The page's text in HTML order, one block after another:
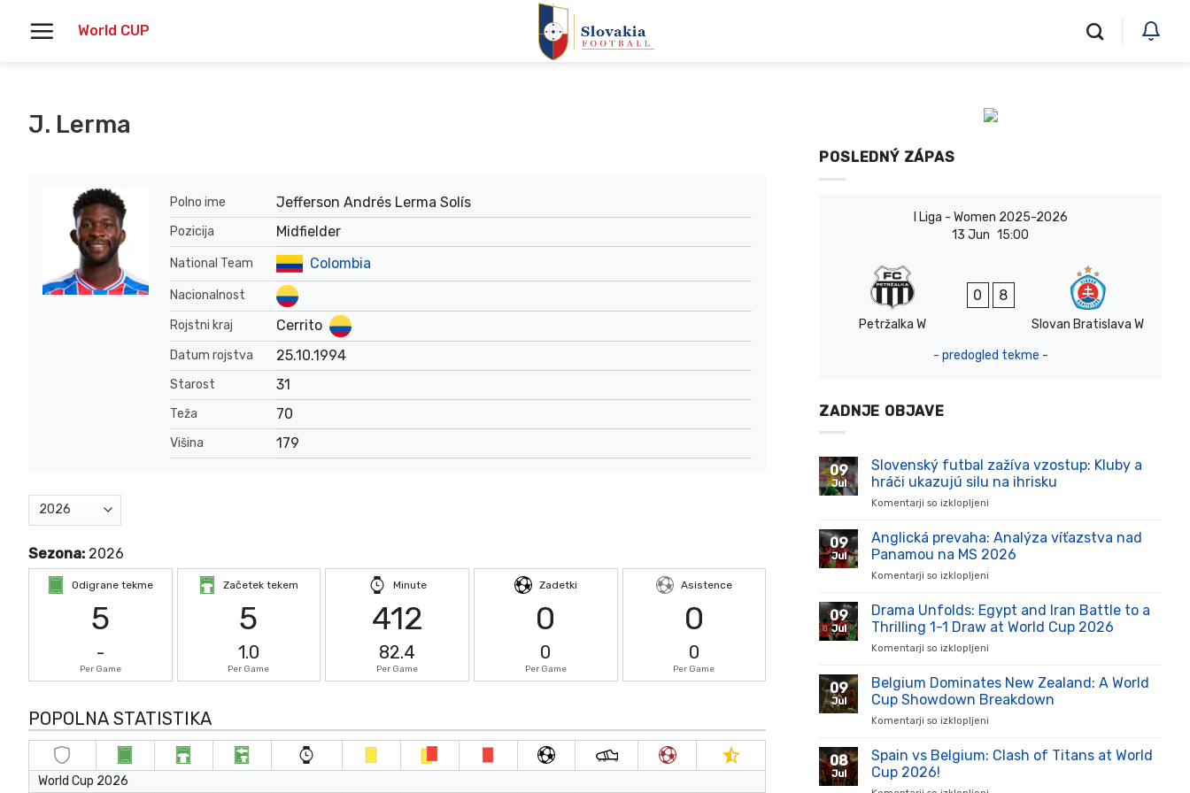
World CUP
J. Lerma
Polno ime Jefferson Andrés Lerma Solís
Pozicija Midfielder
National Team Colombia
Nacionalnost
Rojstni kraj
Cerrito
Datum rojstva 25.10.1994
Starost 31
Teža 70
Višina 179
Sezona: 2026
Odigrane tekme
5
-
Per Game
Začetek tekem
5
1.0
Per Game
Minute
412
82.4
Per Game
Zadetki
0
0
Per Game
Asistence
0
0
Per Game
POPOLNA STATISTIKA
World Cup 2026
POSLEDNÝ ZÁPAS
I Liga - Women 2025-2026
13 Jun 15:00
Petržalka W
0 8
Slovan Bratislava W
- predogled tekme -
ZADNJE OBJAVE
09
Jul
Slovenský futbal zažíva vzostup: Kluby a
hráči ukazujú silu na ihrisku
Komentarji so izklopljeni
futbal
zažíva
hráči
ukazujú
09
Jul
Anglická prevaha: Analýza víťazstva nad
Panamou na MS 2026
Komentarji so izklopljeni
prevaha:
Analýza
na
MS
09
Jul
Drama Unfolds: Egypt and Iran Battle to a
Thrilling 1-1 Draw at World Cup 2026
Komentarji so izklopljeni
Unfolds:
Egypt
to
09
Jul
Belgium Dominates New Zealand: A World
Cup Showdown Breakdown
Komentarji so izklopljeni
Dominates
08
Jul
Spain vs Belgium: Clash of Titans at World
Cup 2026!